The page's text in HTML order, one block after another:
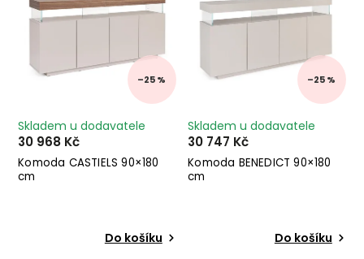
–25 %
Komoda CASTIELS 90×180
cm
Skladem u dodavatele
30 968 Kč
Do košíku
–25 %
Komoda BENEDICT 90×180
cm
Skladem u dodavatele
30 747 Kč
Do košíku